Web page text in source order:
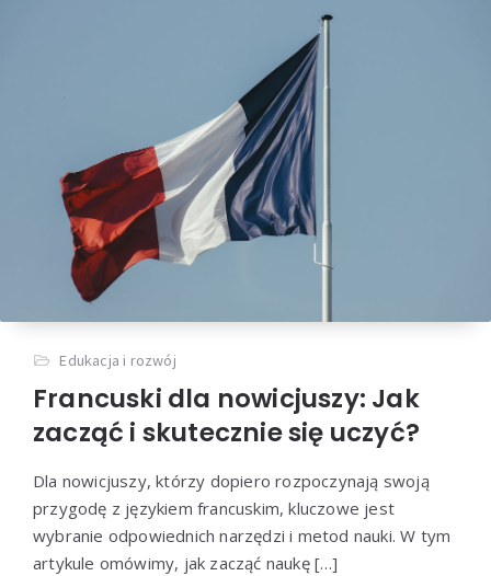
Edukacja i rozwój
Francuski dla nowicjuszy: Jak
zacząć i skutecznie się uczyć?
Dla nowicjuszy, którzy dopiero rozpoczynają swoją
przygodę z językiem francuskim, kluczowe jest
wybranie odpowiednich narzędzi i metod nauki. W tym
artykule omówimy, jak zacząć naukę […]